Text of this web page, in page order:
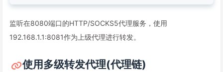
监听在8080端口的HTTP/SOCKS5代理服务，使用
192.168.1.1:8081作为上级代理进行转发。
使用多级转发代理(代理链)